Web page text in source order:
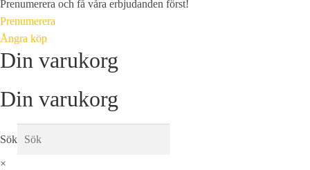
Prenumerera och få våra erbjudanden först!
Prenumerera
Ångra köp
Din varukorg
Din varukorg
Sök
×